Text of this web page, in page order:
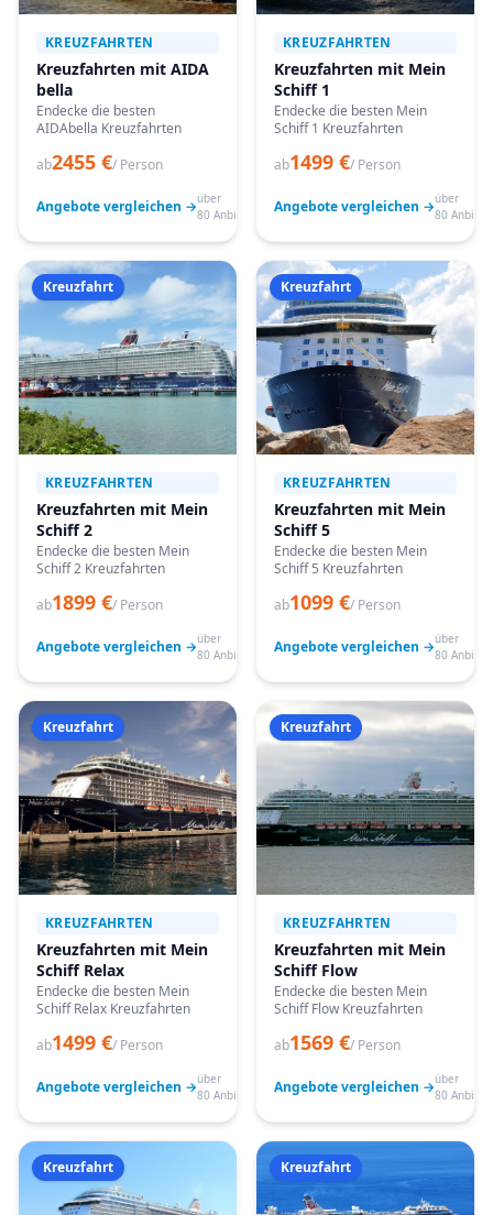
KREUZFAHRTEN
Kreuzfahrten mit AIDA
bella
Endecke die besten
AIDAbella Kreuzfahrten
ab2455 €/ Person
Angebote vergleichen →über
80 Anbieter
KREUZFAHRTEN
Kreuzfahrten mit Mein
Schiff 1
Endecke die besten Mein
Schiff 1 Kreuzfahrten
ab1499 €/ Person
Angebote vergleichen →über
80
Kreuzfahrt
KREUZFAHRTEN
Kreuzfahrten mit Mein
Schiff 2
Endecke die besten Mein
Schiff 2 Kreuzfahrten
ab1899 €/ Person
Angebote vergleichen →über
80 Anbieter
Kreuzfahrt
KREUZFAHRTEN
Kreuzfahrten mit Mein
Schiff 5
Endecke die besten Mein
Schiff 5 Kreuzfahrten
ab1099 €/ Person
Angebote vergleichen →über
80
Kreuzfahrt
KREUZFAHRTEN
Kreuzfahrten mit Mein
Schiff Relax
Endecke die besten Mein
Schiff Relax Kreuzfahrten
ab1499 €/ Person
Angebote vergleichen →über
80 Anbieter
Kreuzfahrt
KREUZFAHRTEN
Kreuzfahrten mit Mein
Schiff Flow
Endecke die besten Mein
Schiff Flow Kreuzfahrten
ab1569 €/ Person
Angebote vergleichen →über
80
Kreuzfahrt Kreuzfahrt